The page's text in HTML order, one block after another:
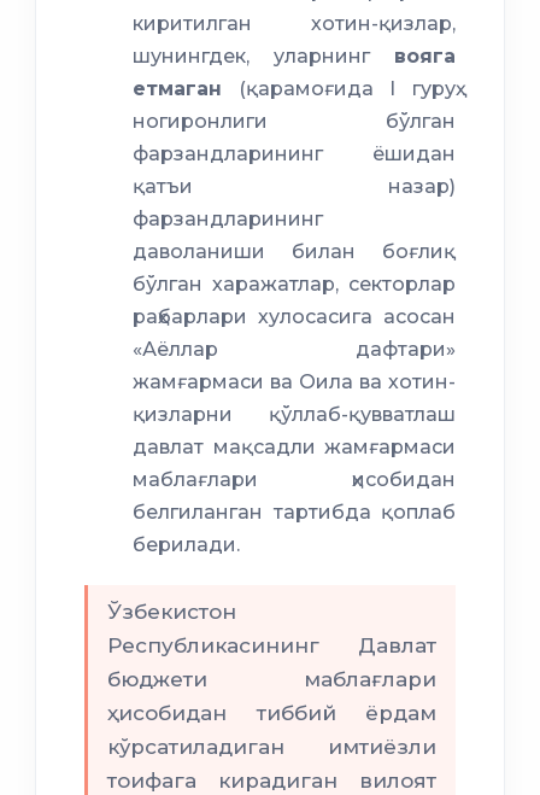
киритилган хотин-қизлар,
шунингдек, уларнинг вояга
етмаган (қарамоғида I гуруҳ
ногиронлиги бўлган
фарзандларининг ёшидан
қатъи назар)
фарзандларининг
даволаниши билан боғлиқ
бўлган харажатлар, секторлар
раҳбарлари хулосасига асосан
«Аёллар дафтари»
жамғармаси ва Оила ва хотин-
қизларни қўллаб-қувватлаш
давлат мақсадли жамғармаси
маблағлари ҳисобидан
белгиланган тартибда қоплаб
берилади.
Ўзбекистон
Республикасининг Давлат
бюджети маблағлари
ҳисобидан тиббий ёрдам
кўрсатиладиган имтиёзли
тоифага кирадиган вилоят